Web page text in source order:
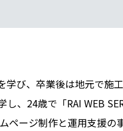
学び、卒業後は地元で施
し、24歳で「RAI WEB
ページ制作と運用支援